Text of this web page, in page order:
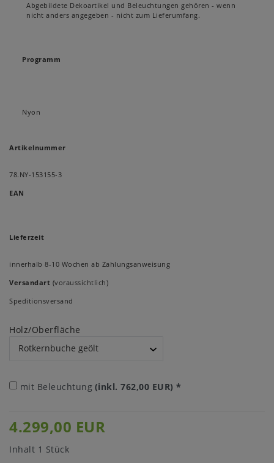
Abgebildete Dekoartikel und Beleuchtungen gehören - wenn
nicht anders angegeben - nicht zum Lieferumfang.
Programm
Nyon
Artikelnummer
78.NY-153155-3
EAN
Lieferzeit
innerhalb 8-10 Wochen ab Zahlungsanweisung
Versandart (voraussichtlich)
Speditionsversand
Holz/Oberfläche
mit Beleuchtung (inkl. 762,00 EUR) *
4.299,00 EUR
Inhalt 1 Stück